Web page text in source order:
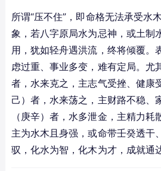
所谓“压不住”，即命格无法承受水
象，若八字原局水为忌神，或土制
用，犹如轻舟遇洪流，终将倾覆。
虑过重、事业多变，难有定局。尤
者，水来克之，主志气受挫、健康
己）者，水来荡之，主财路不稳、
（庚辛）者，水多泄金，主精力耗
主为水木且身强，或命带壬癸透干
驭，化水为智，化木为才，成就通